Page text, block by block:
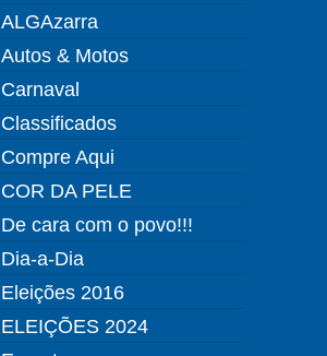
ALGAzarra
Autos & Motos
Carnaval
Classificados
Compre Aqui
COR DA PELE
De cara com o povo!!!
Dia-a-Dia
Eleições 2016
ELEIÇÕES 2024